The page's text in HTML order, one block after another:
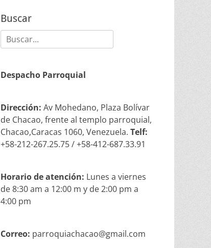
Buscar
Buscar:
Despacho Parroquial
Dirección: Av Mohedano, Plaza Bolívar
de Chacao, frente al templo parroquial,
Chacao,Caracas 1060, Venezuela. Telf:
+58-212-267.25.75 / +58-412-687.33.91
Horario de atención: Lunes a viernes
de 8:30 am a 12:00 m y de 2:00 pm a
4:00 pm
Correo: parroquiachacao@gmail.com